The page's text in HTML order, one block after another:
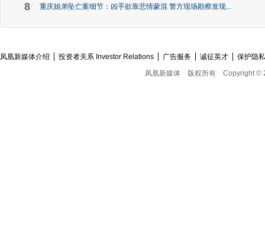
8 重庆姐弟坠亡案细节：凶手欲靠悲情蒙混 警方现场勘察发现...
凤凰新媒体介绍 投资者关系 Investor Relations 广告服务 诚征英才
保护隐
凤凰新媒体
版权所有 Copyright ©